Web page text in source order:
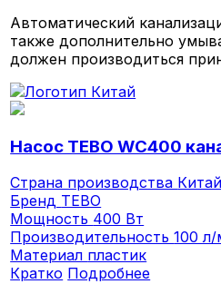
Автоматический
также дополнительно
должен производиться
Насос TEBO WC400
Страна производства Китай
Бренд TEBO
Мощность 400 Вт
Производительность100
Материал пластик
Кратко Подробнее